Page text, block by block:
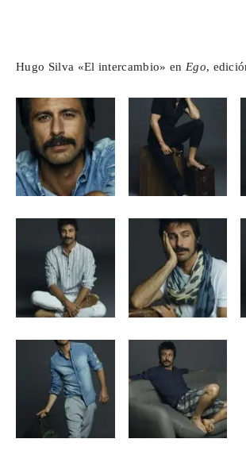
Hugo Silva «El intercambio» en Ego,